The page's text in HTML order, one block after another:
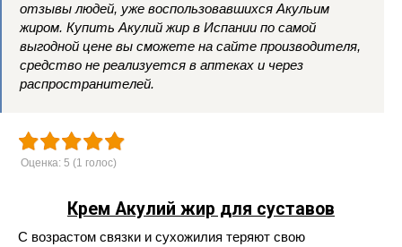
отзывы людей, уже воспользовавшихся Акульим
жиром. Купить Акулий жир в Испании по самой
выгодной цене вы сможете на сайте производителя,
средство не реализуется в аптеках и через
распространителей.
Оценка: 5 (1 голос)
Крем Акулий жир для суставов
С возрастом связки и сухожилия теряют свою